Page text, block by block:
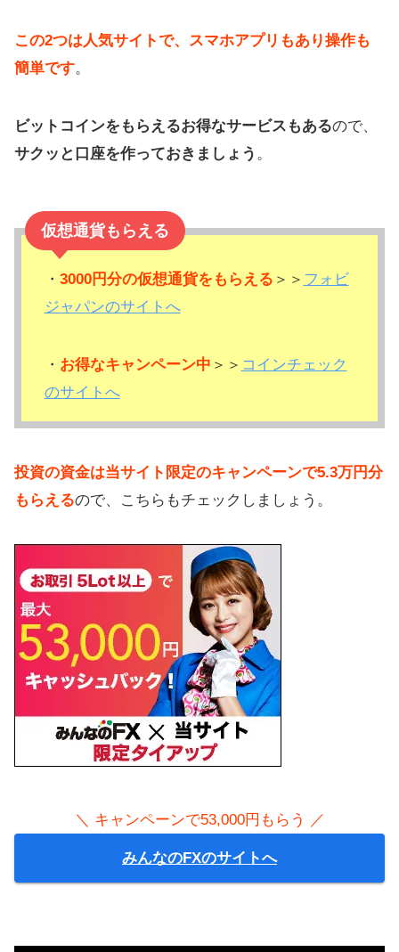
この2つは人気サイトで、スマホアプリもあり操作も
簡単です。
ビットコインをもらえるお得なサービスもあるので、
サクッと口座を作っておきましょう 。
仮想通貨もらえる
・ 3000円分の仮想通貨をもらえる ＞＞ フォビ
ジャパンのサイトへ
・ お得なキャンペーン中 ＞＞ コインチェック
のサイトへ
投資の資金は当サイト限定のキャンペーンで5.3万円分
もらえるので、こちらもチェックしましょう。
＼ キャンペーンで53,000円もらう ／
みんなのFXのサイトへ